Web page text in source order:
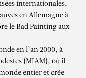
internationales,
en Allemagne à
le Bad Painting aux
en l’an 2000, à
(MIAM), où il
entier et crée